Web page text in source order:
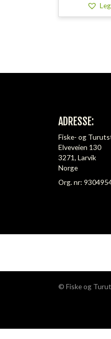
ADRESSE:
Fiske- og
Elveveien 130
3271, Larvik
Norge
Org. nr:
© Fiske og